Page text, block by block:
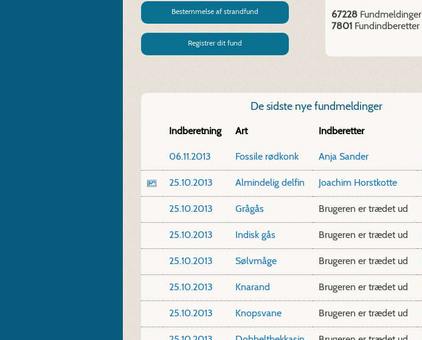
Bestemmelse af strandfund
Registrer dit fund
67228 Fundmeldinger
7801 Fundindberetter
De sidste nye fundmeldinger
Indberetning Art Indberetter
06.11.2013 Fossile rødkonk Anja Sander
25.10.2013 Almindelig delfin Joachim Horstkotte
25.10.2013 Grågås Brugeren er trædet ud
25.10.2013 Indisk gås Brugeren er trædet ud
25.10.2013 Sølvmåge Brugeren er trædet ud
25.10.2013 Knarand Brugeren er trædet ud
25.10.2013 Knopsvane Brugeren er trædet ud